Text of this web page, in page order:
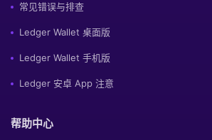
常见错误与排查
Ledger Wallet 桌面版
Ledger Wallet 手机版
Ledger 安卓 App 注意
帮助中心